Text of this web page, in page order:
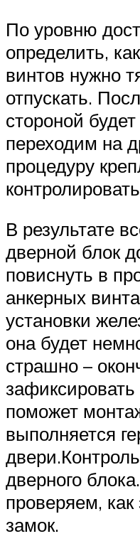
По уровню
определить,
винтов нужно
отпускать.
стороной
переходим на
процедуру
В результате
дверной блок
повиснуть в
анкерных
установки
она будет
страшно –
поможет
выполняется
дверного
проверяем,
замок.